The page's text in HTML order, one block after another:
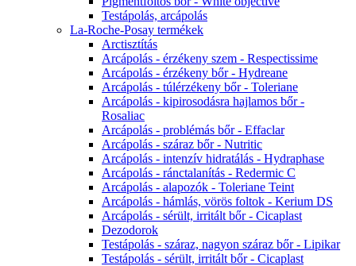
Testápolás, arcápolás
La-Roche-Posay termékek
Arctisztítás
Arcápolás - érzékeny szem - Respectissime
Arcápolás - érzékeny bőr - Hydreane
Arcápolás - túlérzékeny bőr - Toleriane
Arcápolás - kipirosodásra hajlamos bőr -
Rosaliac
Arcápolás - problémás bőr - Effaclar
Arcápolás - száraz bőr - Nutritic
Arcápolás - intenzív hidratálás - Hydraphase
Arcápolás - ránctalanítás - Redermic C
Arcápolás - alapozók - Toleriane Teint
Arcápolás - hámlás, vörös foltok - Kerium DS
Arcápolás - sérült, irritált bőr - Cicaplast
Dezodorok
Testápolás - száraz, nagyon száraz bőr - Lipikar
Testápolás - sérült, irritált bőr - Cicaplast